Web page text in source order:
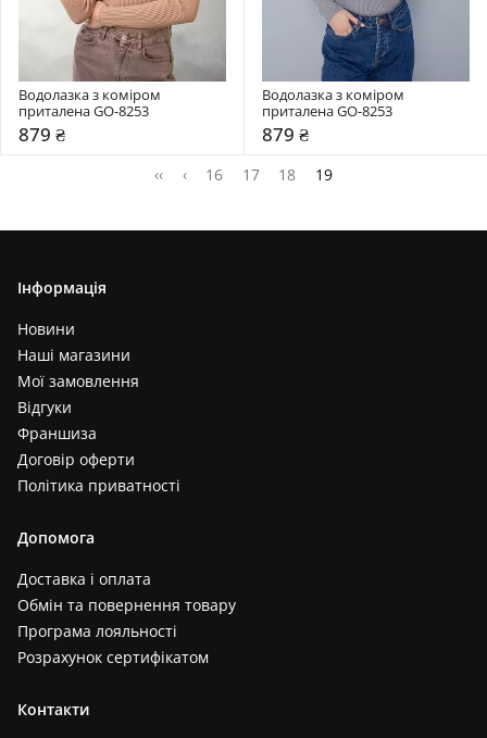
Водолазка з коміром
приталена GO-8253
879 ₴
Водолазка з коміром
приталена GO-8253
879 ₴
‹‹ ‹ 16 17 18 19
Інформація
Новини
Наші магазини
Мої замовлення
Відгуки
Франшиза
Договір оферти
Політика приватності
Допомога
Доставка і оплата
Обмін та повернення товару
Програма лояльності
Розрахунок сертифікатом
Контакти